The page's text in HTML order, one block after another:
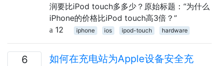
润要比iPod touch多多少？原始标题：“为什么
iPhone的价格比iPod touch高3倍？”
12
iphone ios ipod-touch hardware
6
如何在充电站为Apple设备安全充